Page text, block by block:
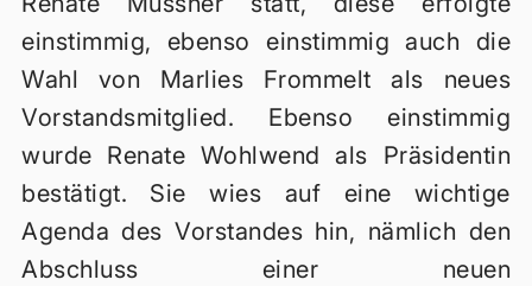
einstimmig, ebenso einstimmig auch die
Wahl von Marlies Frommelt als neues
Vorstandsmitglied. Ebenso einstimmig
wurde Renate Wohlwend als Präsidentin
bestätigt. Sie wies auf eine wichtige
Agenda des Vorstandes hin, nämlich den
Abschluss einer neuen